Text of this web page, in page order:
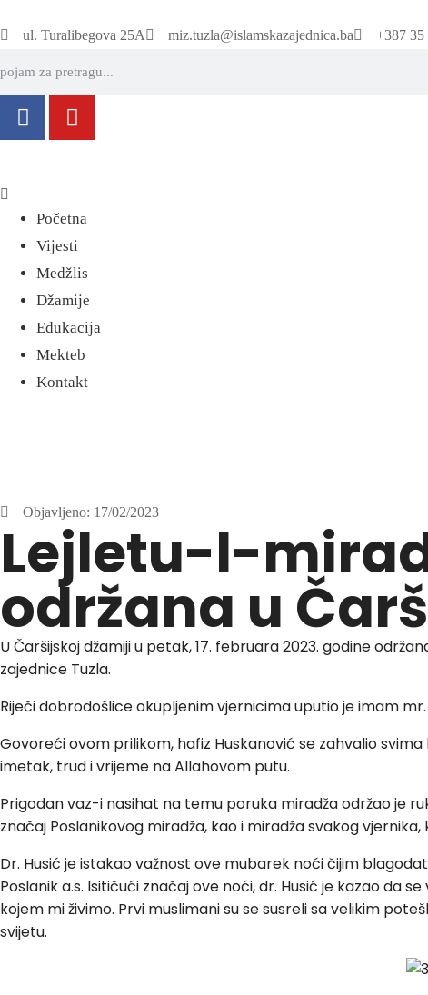
ul. Turalibegova 25A miz.tuzla@islamskazajednica.ba +387 35
Početna
Vijesti
Medžlis
Džamije
Edukacija
Mekteb
Kontakt
Objavljeno: 17/02/2023
Lejletu-l-
održana u
U Čaršijskoj džamiji u petak, 17. februara 2023. godine
zajednice Tuzla.
Riječi dobrodošlice okupljenim vjernicima uputio je imam
Govoreći ovom prilikom, hafiz Huskanović se zahvalio
imetak, trud i vrijeme na Allahovom putu.
Prigodan vaz-i nasihat na temu poruka miradža održao je
značaj Poslanikovog miradža, kao i miradža svakog
Dr. Husić je istakao važnost ove mubarek noći čijim
Poslanik a.s. Isitičući značaj ove noći, dr. Husić je kazao da
kojem mi živimo. Prvi muslimani su se susreli sa velikim
svijetu.